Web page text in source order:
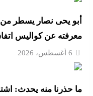
أبو يحى نصار يسطر
معرفته عن كواليس
6 أغسطس، 2026
ما حذرنا منه يحدث: